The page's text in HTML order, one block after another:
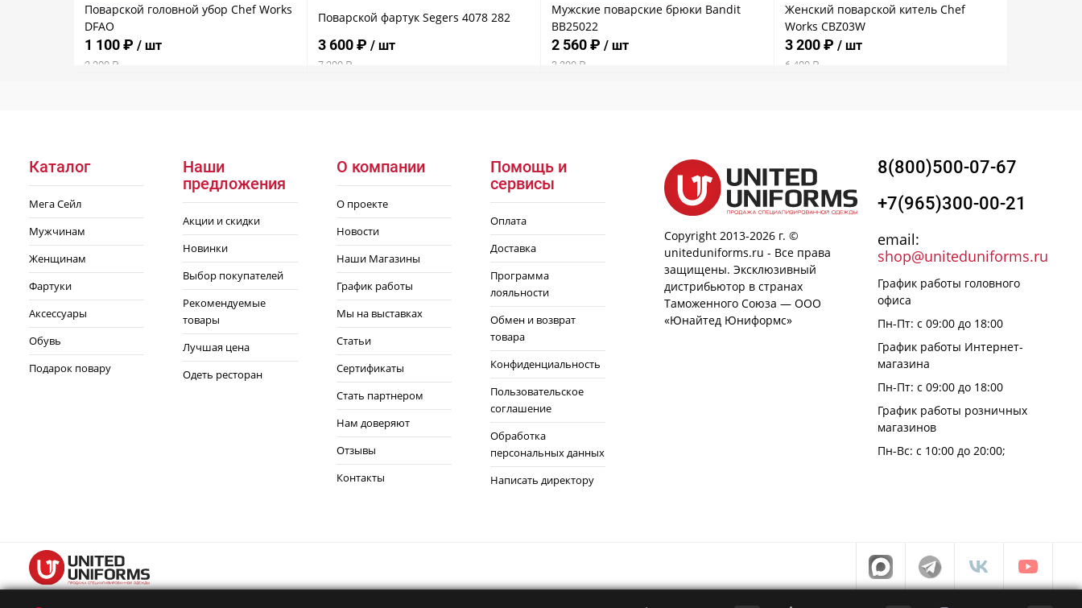
Поварской головной убор Chef Works
DFAO
1 100 ₽ / шт
2 200 ₽
Поварской фартук Segers 4078 282
3 600 ₽ / шт
7 200 ₽
Мужские поварские брюки Bandit
BB25022
2 560 ₽ / шт
3 200 ₽
Женский поварской китель Chef
Works CBZ03W
3 200 ₽ / шт
6 400 ₽
Каталог
Мега Сейл
Мужчинам
Женщинам
Фартуки
Аксессуары
Обувь
Подарок повару
Наши
предложения
Акции и скидки
Новинки
Выбор покупателей
Рекомендуемые
товары
Лучшая цена
Одеть ресторан
О компании
О проекте
Новости
Наши Магазины
График работы
Мы на выставках
Статьи
Сертификаты
Стать партнером
Нам доверяют
Отзывы
Контакты
Помощь и
сервисы
Оплата
Доставка
Программа
лояльности
Обмен и возврат
товара
Конфиденциальность
Пользовательское
соглашение
Обработка
персональных данных
Написать директору
Copyright 2013-2026 г. ©
uniteduniforms.ru - Все права
защищены. Эксклюзивный
дистрибьютор в странах
Таможенного Союза — ООО
«Юнайтед Юниформс»
8(800)500-07-67
+7(965)300-00-21
email:
shop@uniteduniforms.ru
График работы головного
офиса
Пн-Пт: с 09:00 до 18:00
График работы Интернет-
магазина
Пн-Пт: с 09:00 до 18:00
График работы розничных
магазинов
Пн-Вс: с 10:00 до 20:00;